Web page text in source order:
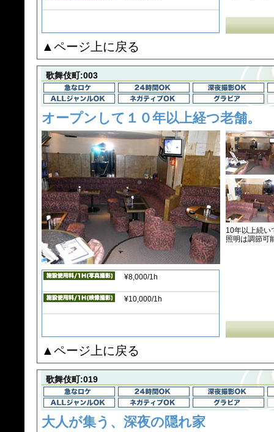
▲ページ上に戻る
歌舞伎町:003
オープンして１０年以上経つ老舗。
¥8,000/1h
¥10,000/1h
10年以上続い
照明は調節可
▲ページ上に戻る
歌舞伎町:019
大人が集う、深夜の隠れ家